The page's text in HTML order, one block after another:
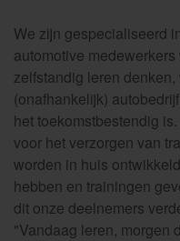
We zijn gespecialiseerd
automotive
zelfstandig leren
(onafhankelijk)
het toekomstbestendig
voor het verzorgen van
worden in huis
hebben en trainingen
dit onze deelnemers
"Vandaag leren, morgen